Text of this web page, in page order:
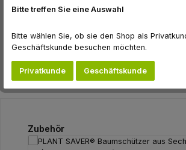
Bewertungen
Produktgalerie überspringen
Zubehör
Bitte treffen Sie eine Auswahl
Bitte wählen Sie, ob sie den Shop als
Geschäftskunde besuchen möchten.
Privatkunde Geschäftskunde